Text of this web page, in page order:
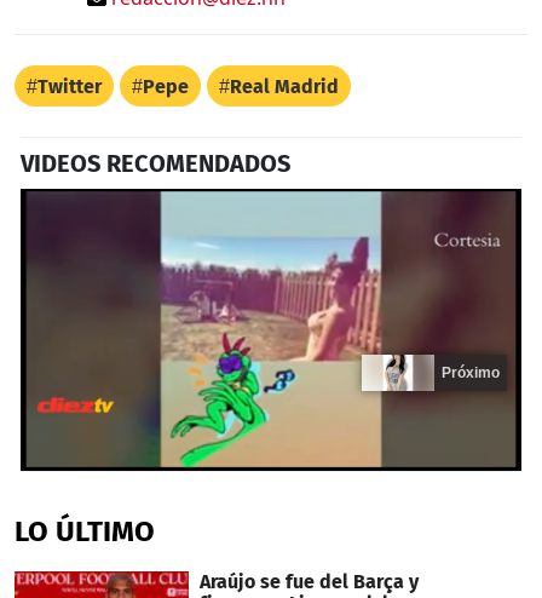
Twitter Pepe Real Madrid
VIDEOS RECOMENDADOS
14
seconds
Próximo
LO ÚLTIMO
Araújo se fue del Barça y